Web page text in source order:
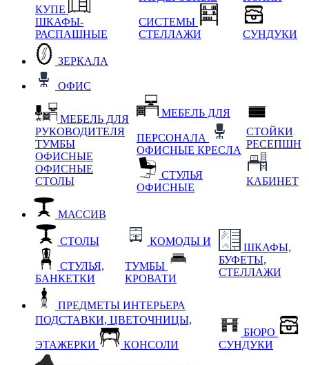
КУПЕ
ШКАФЫ-
РАСПАШНЫЕ
СИСТЕМЫ
СТЕЛЛАЖИ
СУНДУКИ
ЗЕРКАЛА
ОФИС
МЕБЕЛЬ ДЛЯ
РУКОВОДИТЕЛЯ
ТУМБЫ
ОФИСНЫЕ
ОФИСНЫЕ
СТОЛЫ
МЕБЕЛЬ ДЛЯ
ПЕРСОНАЛА
ОФИСНЫЕ КРЕСЛА
СТУЛЬЯ
ОФИСНЫЕ
СТОЙКИ
РЕСЕПШН
КАБИНЕТ
МАССИВ
СТОЛЫ
СТУЛЬЯ,
БАНКЕТКИ
КОМОДЫ И
ТУМБЫ
КРОВАТИ
ШКАФЫ,
БУФЕТЫ,
СТЕЛЛАЖИ
ПРЕДМЕТЫ ИНТЕРЬЕРА
ПОДСТАВКИ, ЦВЕТОЧНИЦЫ,
ЭТАЖЕРКИ КОНСОЛИ
БЮРО
СУНДУКИ